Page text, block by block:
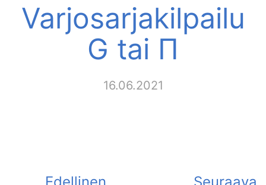
Varjosarjakilpailu
G tai Π
16.06.2021